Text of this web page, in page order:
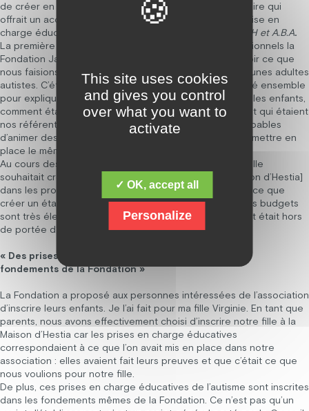
de créer en Auvergne le premier lieu d’accueil temporaire qui
offrait un accueil de jour et des séjours de répit. Les prise en
charge éducatives reposaient sur les
méthodes TEACCH et A.B.A.
La première fois que nous avons rencontré les professionnels la
Fondation Jacques Chirac, c’est lorsqu’ils sont venus voir ce que
nous faisions, comment nous prenions en charge les jeunes adultes
autistes. C’était il y a près de 10 ans. Nous avons travaillé ensemble
pour expliquer les projets pédagogiques réalisés avec les enfants,
comment étaient mises en place les prises en charge et qui étaient
nos référents, c’est-à-dire les personnes en France capables
d’animer des formations et de fournir du support pour mettre en
place le même type de prise en charge.
Au cours des mois suivants, la Fondation nous a dit qu’elle
souhaitait créer un établissement pour adultes [la Maison d’Hestia]
dans les prochaines années. Alors là, on était ravis ! Parce que
créer un établissement pour adultes, c’est très lourd, les budgets
sont très élevés et c’est beaucoup de travail. Ce projet était hors
de portée d’une petite association comme la nôtre.
« Des prises en charge éducatives inscrites dans les
fondements de la Fondation »
La Fondation a proposé aux personnes intéressées de l’association
d’inscrire leurs enfants. Je l’ai fait pour ma fille Virginie. En tant que
parents, nous avons effectivement choisi d’inscrire notre fille à la
Maison d’Hestia car les prises en charge éducatives
correspondaient à ce que l’on avait mis en place dans notre
association : elles avaient fait leurs preuves et que c’était ce que
nous voulions pour notre fille.
De plus, ces prises en charge éducatives de l’autisme sont inscrites
dans les fondements mêmes de la Fondation. Ce n’est pas qu’un
This site uses cookies
and gives you control
over what you want to
activate
✓ OK, accept all
Personalize